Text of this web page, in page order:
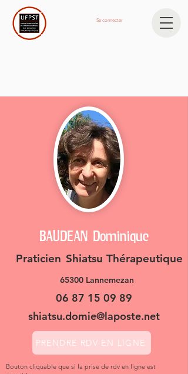
Se connecter
BAUDEAN Dominique
Praticien Shiatsu Thérapeutique
65300 Lannemezan
06 87 15 09 89
shiatsu.domie@laposte.net
PRENDRE RDV EN LIGNE
Bouton cliquable que si la prise de rdv en ligne est